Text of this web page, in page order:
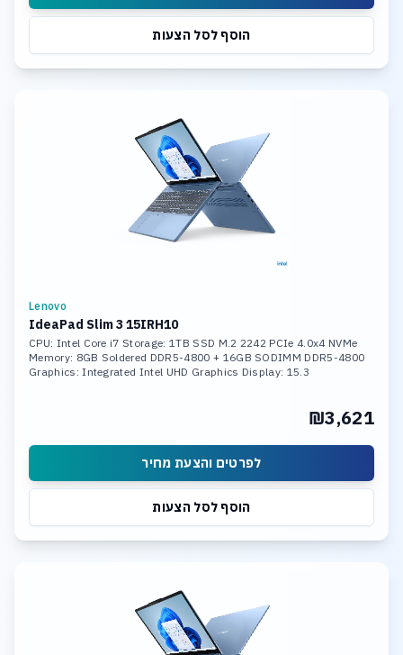
הוסף לסל הצעות
Lenovo
IdeaPad Slim 3 15IRH10
CPU: Intel Core i7 Storage: 1TB SSD M.2 2242 PCIe 4.0x4 NVMe
Memory: 8GB Soldered DDR5-4800 + 16GB SODIMM DDR5-4800
Graphics: Integrated Intel UHD Graphics Display: 15.3
₪3,621
לפרטים והצעת מחיר
הוסף לסל הצעות